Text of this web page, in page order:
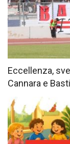
Eccellenza,
Cannara e